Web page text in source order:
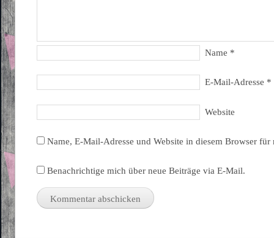
Name *
E-Mail-Adresse *
Website
Name, E-Mail-Adresse und Website in diesem Browser
Benachrichtige mich über neue Beiträge via E-Mail.